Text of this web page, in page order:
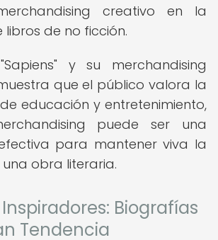
creativo en la
de no ficción.
y su merchandising
que el público valora la
educación y entretenimiento,
puede ser una
para mantener viva la
obra literaria.
Biografías
Tendencia